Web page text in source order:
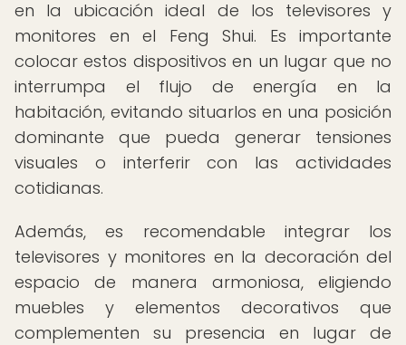
en la ubicación ideal de los televisores y
monitores en el Feng Shui. Es importante
colocar estos dispositivos en un lugar que no
interrumpa el flujo de energía en la
habitación, evitando situarlos en una posición
dominante que pueda generar tensiones
visuales o interferir con las actividades
cotidianas.
Además, es recomendable integrar los
televisores y monitores en la decoración del
espacio de manera armoniosa, eligiendo
muebles y elementos decorativos que
complementen su presencia en lugar de